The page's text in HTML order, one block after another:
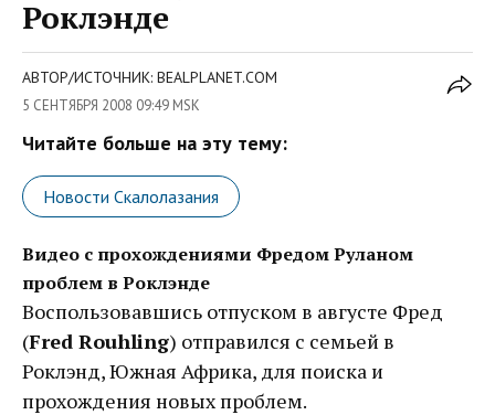
Роклэнде
АВТОР/ИСТОЧНИК: BEALPLANET.COM
5 СЕНТЯБРЯ 2008 09:49 MSK
Читайте больше на эту тему:
Новости Скалолазания
Видео с прохождениями Фредом Руланом
проблем в Роклэнде
Воспользовавшись отпуском в августе Фред
(Fred Rouhling) отправился с семьей в
Роклэнд, Южная Африка, для поиска и
прохождения новых проблем.